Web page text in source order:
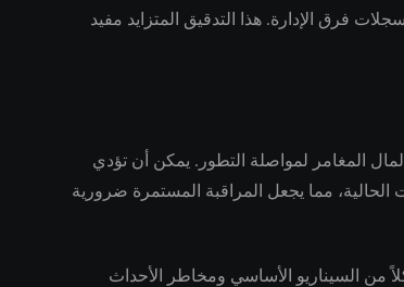
فرق الإدارة. هذا التدقيق المتزايد مفيد
المغامر لمواصلة التطور. يمكن أن تؤدي
الحالية، مما يجعل المراقبة المستمرة ضرورية
من السيناريو الأساسي ومخاطر الأحداث